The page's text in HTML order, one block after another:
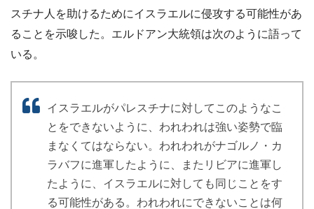
スチナ人を助けるためにイスラエルに侵攻する可能性があ
ることを示唆した。エルドアン大統領は次のように語って
いる。
イスラエルがパレスチナに対してこのようなこ
とをできないように、われわれは強い姿勢で臨
まなくてはならない。われわれがナゴルノ・カ
ラバフに進軍したように、またリビアに進軍し
たように、イスラエルに対しても同じことをす
る可能性がある。われわれにできないことは何